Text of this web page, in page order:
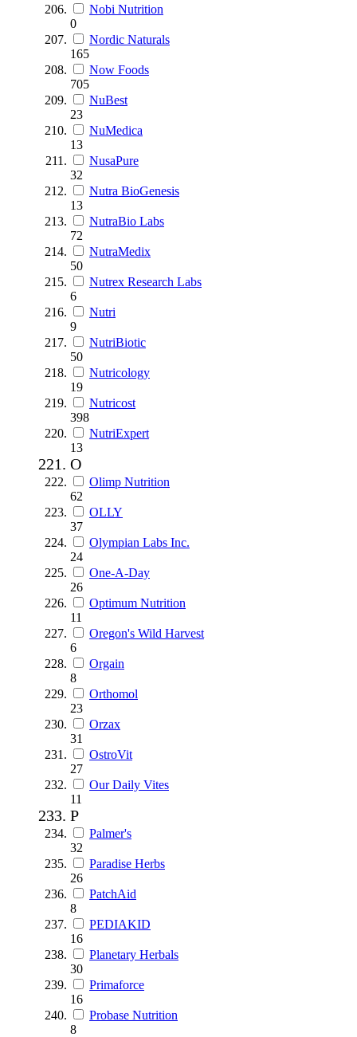
Nobi Nutrition
0
Nordic Naturals
165
Now Foods
705
NuBest
23
NuMedica
13
NusaPure
32
Nutra BioGenesis
13
NutraBio Labs
72
NutraMedix
50
Nutrex Research Labs
6
Nutri
9
NutriBiotic
50
Nutricology
19
Nutricost
398
NutriExpert
13
O
Olimp Nutrition
62
OLLY
37
Olympian Labs Inc.
24
One-A-Day
26
Optimum Nutrition
11
Oregon's Wild Harvest
6
Orgain
8
Orthomol
23
Orzax
31
OstroVit
27
Our Daily Vites
11
P
Palmer's
32
Paradise Herbs
26
PatchAid
8
PEDIAKID
16
Planetary Herbals
30
Primaforce
16
Probase Nutrition
8